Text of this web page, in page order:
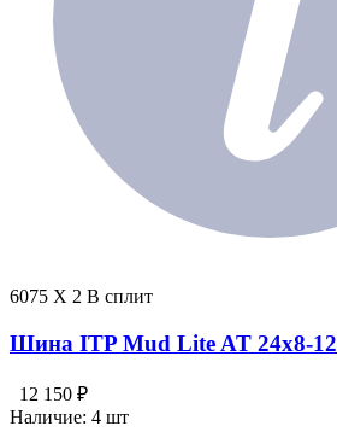
6075 X 2 В сплит
Шина ITP Mud Lite AT 24x8-12
12 150 ₽
Наличие: 4 шт